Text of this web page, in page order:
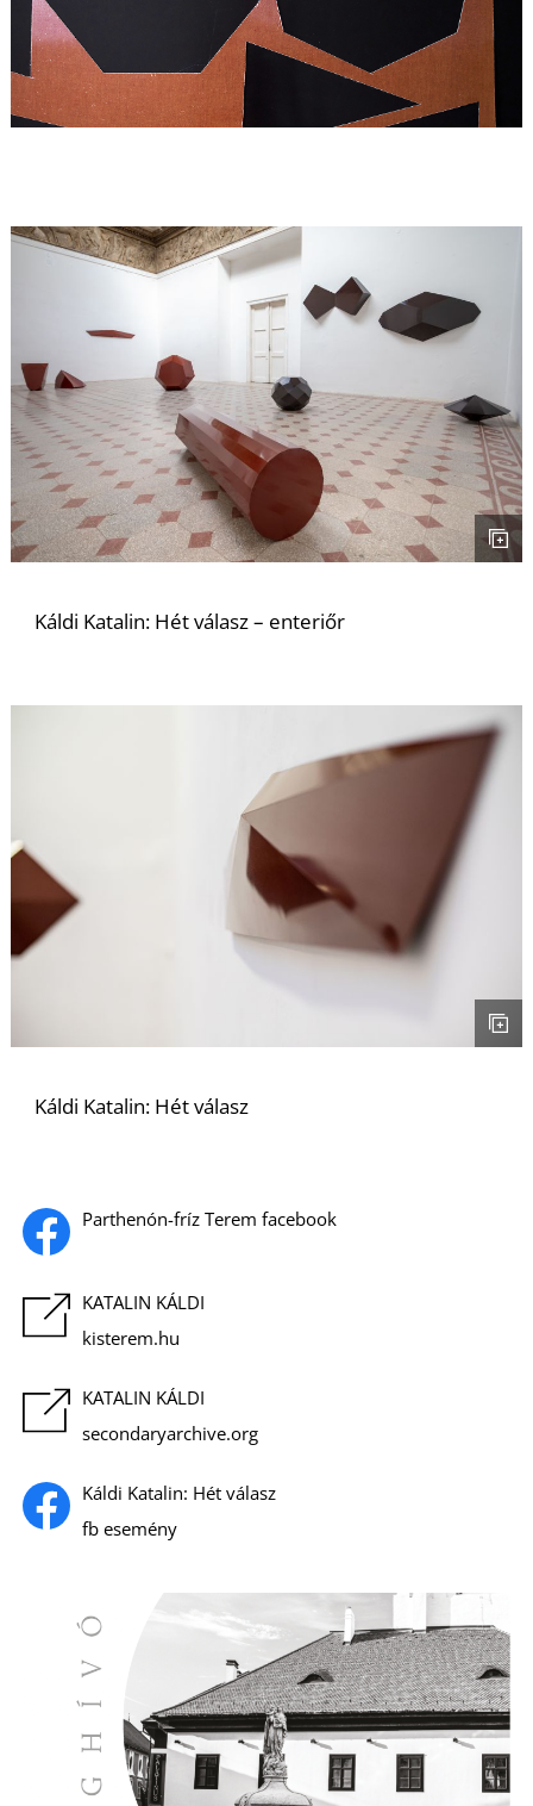
Káldi Katalin: Hét válasz – enteriőr
Káldi Katalin: Hét válasz
Parthenón-fríz Terem facebook
KATALIN KÁLDI
kisterem.hu
KATALIN KÁLDI
secondaryarchive.org
Káldi Katalin: Hét válasz
fb esemény